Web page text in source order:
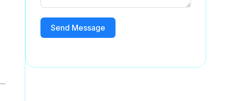
Send Message